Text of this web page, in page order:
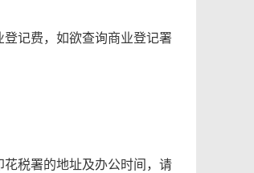
记费，如欲查询商业登记署
税署的地址及办公时间，请